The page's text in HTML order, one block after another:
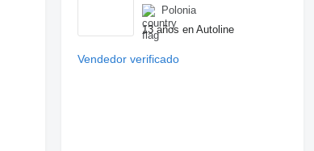
Polonia
13 años en Autoline
Vendedor verificado